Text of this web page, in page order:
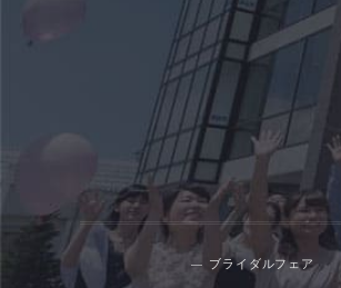
ブライダルフェア